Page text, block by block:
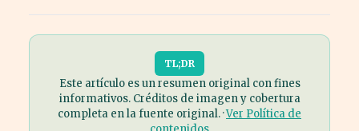
TL;DR
Este artículo es un resumen original con fines
informativos. Créditos de imagen y cobertura
completa en la fuente original. ·Ver Política de